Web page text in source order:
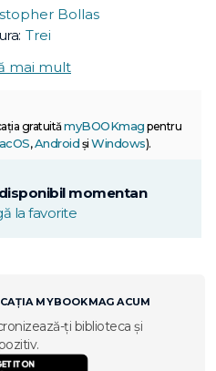
Bollas
Trei
mai mult
gratuitămyBOOKmag pentru
,Android și Windows).
momentan
la favorite
MYBOOKMAG ACUM
ți biblioteca și